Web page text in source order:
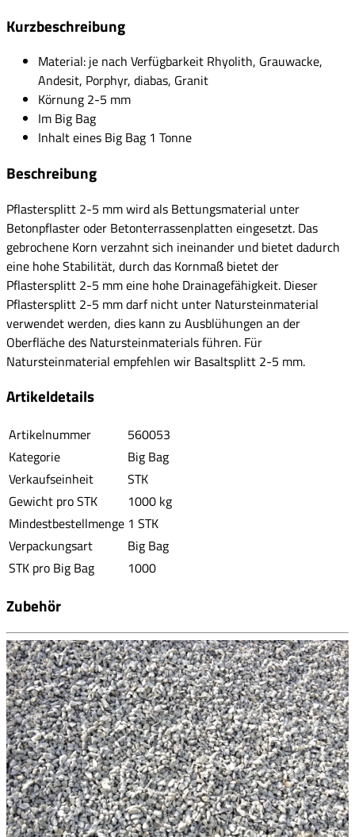
Kurzbeschreibung
Material: je nach Verfügbarkeit Rhyolith, Grauwacke,
Andesit, Porphyr, diabas, Granit
Körnung 2-5 mm
Im Big Bag
Inhalt eines Big Bag 1 Tonne
Beschreibung
Pflastersplitt 2-5 mm wird als Bettungsmaterial unter
Betonpflaster oder Betonterrassenplatten eingesetzt. Das
gebrochene Korn verzahnt sich ineinander und bietet dadurch
eine hohe Stabilität, durch das Kornmaß bietet der
Pflastersplitt 2-5 mm eine hohe Drainagefähigkeit. Dieser
Pflastersplitt 2-5 mm darf nicht unter Natursteinmaterial
verwendet werden, dies kann zu Ausblühungen an der
Oberfläche des Natursteinmaterials führen. Für
Natursteinmaterial empfehlen wir Basaltsplitt 2-5 mm.
Artikeldetails
Artikelnummer
560053
Kategorie
Big Bag
Verkaufseinheit
STK
Gewicht pro STK
1000 kg
Mindestbestellmenge 1 STK
Verpackungsart
Big Bag
STK pro Big Bag
1000
Zubehör